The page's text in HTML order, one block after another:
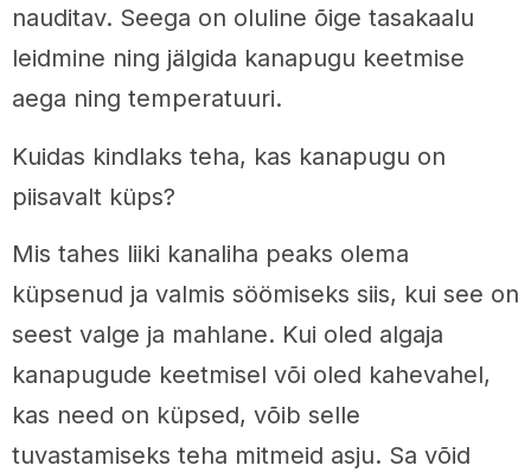
nauditav. Seega on oluline õige tasakaalu
leidmine ning jälgida kanapugu keetmise
aega ning temperatuuri.
Kuidas kindlaks teha, kas kanapugu on
piisavalt küps?
Mis tahes liiki kanaliha peaks olema
küpsenud ja valmis söömiseks siis, kui see on
seest valge ja mahlane. Kui oled algaja
kanapugude keetmisel või oled kahevahel,
kas need on küpsed, võib selle
tuvastamiseks teha mitmeid asju. Sa võid